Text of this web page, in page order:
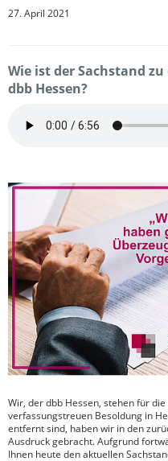
27. April 2021
Wie ist der Sachstand
dbb Hessen?
Wir, der dbb Hessen, stehen für
verfassungstreuen Besoldung in
entfernt sind, haben wir in den
Ausdruck gebracht. Aufgrund
Ihnen heute den aktuellen